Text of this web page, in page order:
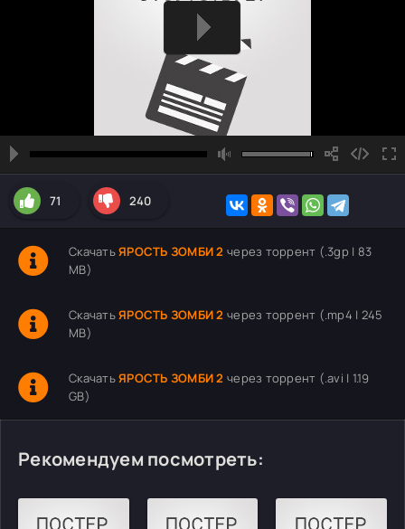
71 240
СкачатьЯРОСТЬ ЗОМБИ 2 через торрент (.3gp | 83
MB)
СкачатьЯРОСТЬ ЗОМБИ 2 через торрент (.mp4 | 245
MB)
СкачатьЯРОСТЬ ЗОМБИ 2 через торрент (.avi | 1.19
GB)
Рекомендуем посмотреть: